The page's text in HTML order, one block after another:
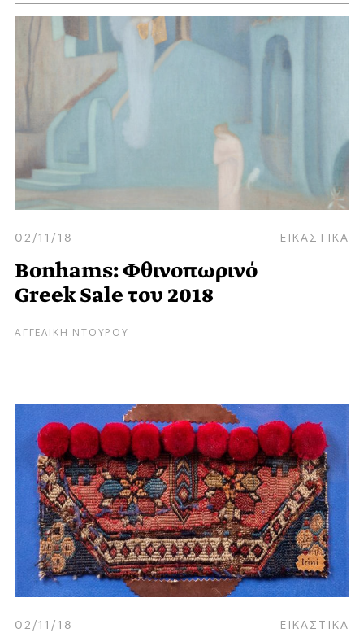
02/11/18 ΕΙΚΑΣΤΙΚΑ
Bonhams: Φθινοπωρινό
Greek Sale του 2018
ΑΓΓΕΛΙΚΗ ΝΤΟΥΡΟΥ
02/11/18 ΕΙΚΑΣΤΙΚΑ